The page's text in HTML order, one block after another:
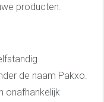
producten.
de naam Pakxo.
onafhankelijk